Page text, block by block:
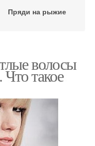
Пряди на рыжие
волосы
такое